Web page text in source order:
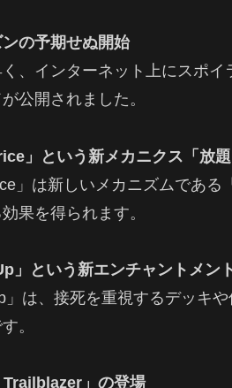
の予期せぬ開始
、インターネット上にスポ
公開されました。
」という新メカニクス「放題
」は新しいメカニズムであ
果を得られます。
」という新エンチャントメン
」は、接死を重視するデッキ
。
Trailblazer」の登場